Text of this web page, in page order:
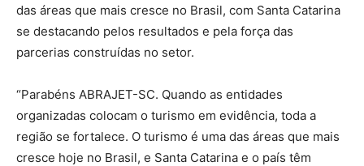
das áreas que mais cresce no Brasil, com Santa Catarina
se destacando pelos resultados e pela força das
parcerias construídas no setor.
“Parabéns ABRAJET-SC. Quando as entidades
organizadas colocam o turismo em evidência, toda a
região se fortalece. O turismo é uma das áreas que mais
cresce hoje no Brasil, e Santa Catarina e o país têm